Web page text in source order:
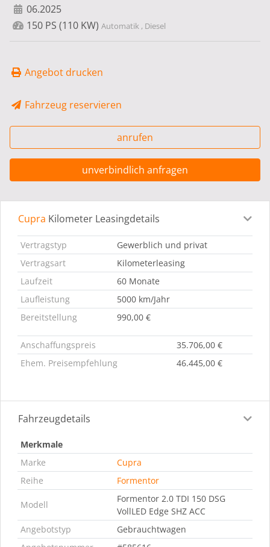
06.2025
150 PS (110 KW) Automatik , Diesel
Angebot drucken
Fahrzeug reservieren
anrufen
unverbindlich anfragen
Leasingdetails Fahrzeugdetails
Cupra Kilometer Leasingdetails
Vertragstyp
Gewerblich und privat
Vertragsart
Kilometerleasing
Laufzeit
60 Monate
Laufleistung
5000 km/Jahr
Bereitstellung
990,00 €
Anschaffungspreis
35.706,00 €
Ehem. Preisempfehlung
46.445,00 €
Fahrzeugdetails
Merkmale
Marke
Cupra
Reihe
Formentor
Modell
Formentor 2.0 TDI 150 DSG
VollLED Edge SHZ ACC
Angebotstyp
Gebrauchtwagen